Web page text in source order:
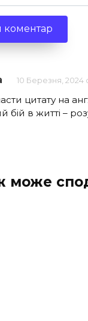
10 Березня, 2024
цитату на
бій в житті –
може